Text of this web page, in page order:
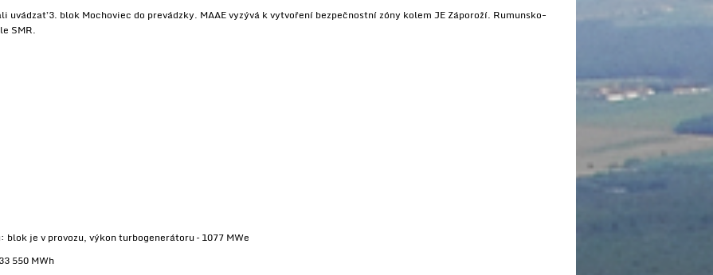
uvádzať 3. blok Mochoviec do prevádzky. MAAE vyzývá k vytvoření bezpečnostní zóny kolem JE Záporoží. Rumunsko-
SMR.
je v provozu, výkon turbogenerátoru – 1077 MWe
550 MWh